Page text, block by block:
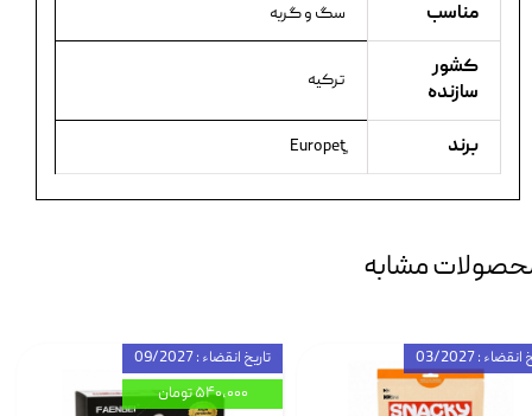
مناسب سگ و گربه
کشور
سازنده
ترکیه
برند
مشابه
تاریخ انقضاء : 09/2027
۵۴۰,۰۰۰ تومان
: 03/2027